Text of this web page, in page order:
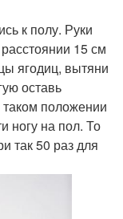
к полу. Руки
15 см
ягодиц, вытяни
оставь
положении
ногу на пол. То
так 50 раз для